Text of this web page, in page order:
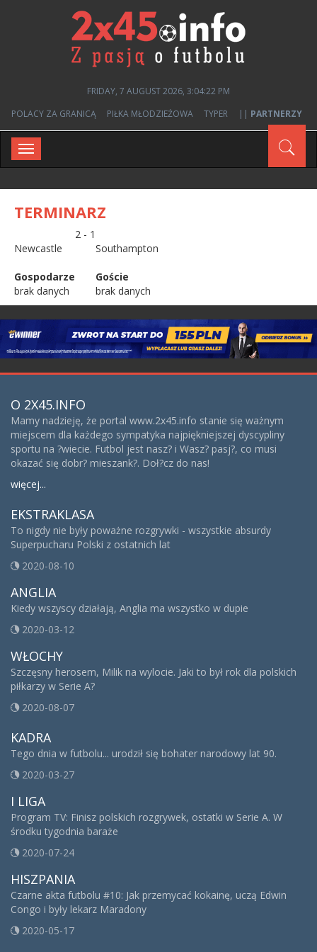
FRIDAY, 7 AUGUST 2026, 3:04:22 PM
POLACY ZA GRANICĄ
PIŁKA MŁODZIEŻOWA TYPER || PARTNERZY
Toggle
navigation
TERMINARZ
2 - 1
Newcastle
Southampton
Gospodarze
brak danych
Goście
brak danych
O 2X45.INFO
Mamy nadzieję, że portal www.2x45.info stanie się ważnym
miejscem dla każdego sympatyka najpiękniejszej dyscypliny
sportu na ?wiecie. Futbol jest nasz? i Wasz? pasj?, co musi
okazać się dobr? mieszank?. Doł?cz do nas!
więcej...
EKSTRAKLASA
To nigdy nie były poważne rozgrywki - wszystkie absurdy
Superpucharu Polski z ostatnich lat
2020-08-10
ANGLIA
Kiedy wszyscy działają, Anglia ma wszystko w dupie
2020-03-12
WŁOCHY
Szczęsny herosem, Milik na wylocie. Jaki to był rok dla polskich
piłkarzy w Serie A?
2020-08-07
KADRA
Tego dnia w futbolu... urodził się bohater narodowy lat 90.
2020-03-27
I LIGA
Program TV: Finisz polskich rozgrywek, ostatki w Serie A. W
środku tygodnia baraże
2020-07-24
HISZPANIA
Czarne akta futbolu #10: Jak przemycać kokainę, uczą Edwin
Congo i były lekarz Maradony
2020-05-17